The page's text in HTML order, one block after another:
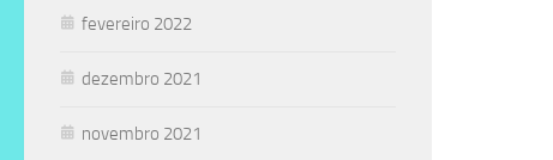
fevereiro 2022
dezembro 2021
novembro 2021